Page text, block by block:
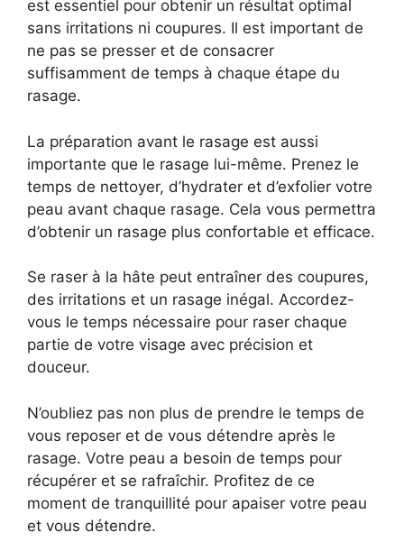
est essentiel pour obtenir un résultat optimal
sans irritations ni coupures. Il est important de
ne pas se presser et de consacrer
suffisamment de temps à chaque étape du
rasage.
La préparation avant le rasage est aussi
importante que le rasage lui-même. Prenez le
temps de nettoyer, d’hydrater et d’exfolier votre
peau avant chaque rasage. Cela vous permettra
d’obtenir un rasage plus confortable et efficace.
Se raser à la hâte peut entraîner des coupures,
des irritations et un rasage inégal. Accordez-
vous le temps nécessaire pour raser chaque
partie de votre visage avec précision et
douceur.
N’oubliez pas non plus de prendre le temps de
vous reposer et de vous détendre après le
rasage. Votre peau a besoin de temps pour
récupérer et se rafraîchir. Profitez de ce
moment de tranquillité pour apaiser votre peau
et vous détendre.